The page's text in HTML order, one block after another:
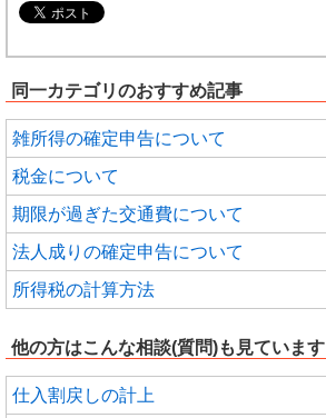
同一カテゴリのおすすめ記事
雑所得の確定申告について
税金について
期限が過ぎた交通費について
法人成りの確定申告について
所得税の計算方法
他の方はこんな相談(質問)も見ています
仕入割戻しの計上